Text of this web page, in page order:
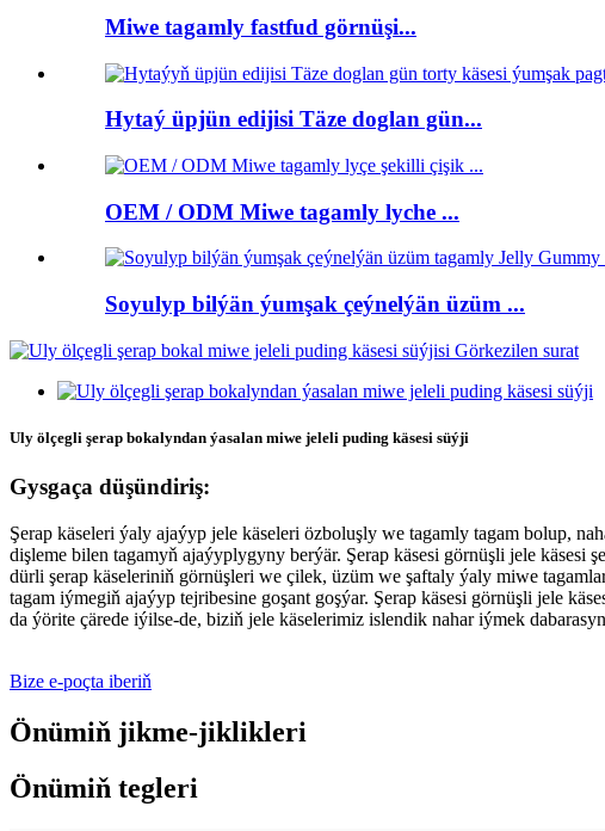
Miwe tagamly fastfud görnüşi...
Hytaý üpjün edijisi Täze doglan gün...
OEM / ODM Miwe tagamly lyche ...
Soyulyp bilýän ýumşak çeýnelýän üzüm ...
Uly ölçegli şerap bokalyndan ýasalan miwe jeleli puding käsesi süýji
Gysgaça düşündiriş:
Şerap käseleri ýaly ajaýyp jele käseleri özboluşly we tagamly tagam bolup,
dişleme bilen tagamyň ajaýyplygyny berýär. Şerap käsesi görnüşli jele
dürli şerap käseleriniň görnüşleri we çilek, üzüm we şaftaly ýaly miwe
tagam iýmegiň ajaýyp tejribesine goşant goşýar. Şerap käsesi görnüşli jele
da ýörite çärede iýilse-de, biziň jele käselerimiz islendik nahar iýmek
Bize e-poçta iberiň
Önümiň jikme-jiklikleri
Önümiň tegleri